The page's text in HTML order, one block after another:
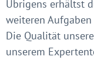
Übrigens erhältst
weiteren
Die Qualität
unserem